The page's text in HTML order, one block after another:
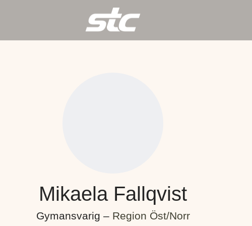
Mikaela Fallqvist
Gymansvarig – Region Öst/Norr